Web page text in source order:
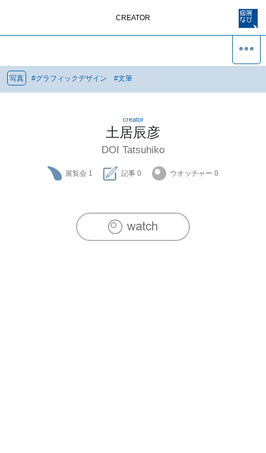
CREATOR
写真 #グラフィックデザイン #文筆
creator
土居辰彦
DOI Tatsuhiko
展覧会 1 記事 0 ウオッチャー 0